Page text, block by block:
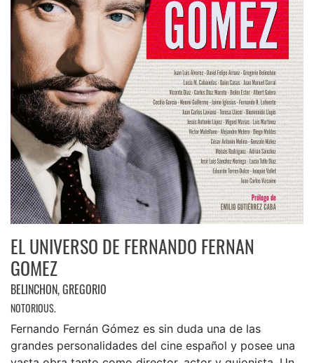
EL UNIVERSO DE FERNANDO FERNAN
GOMEZ
BELINCHON, GREGORIO
NOTORIOUS.
Fernando Fernán Gómez es sin duda una de las
grandes personalidades del cine español y posee una